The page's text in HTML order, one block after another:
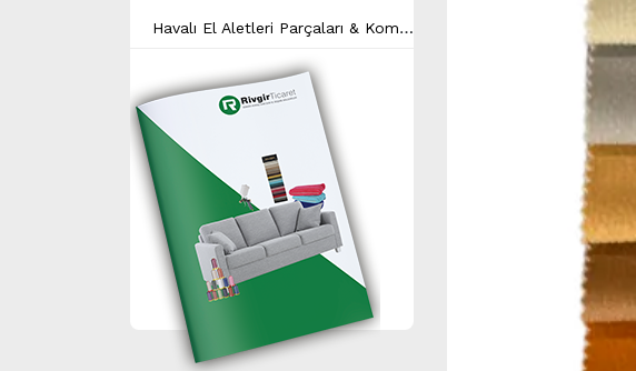
H
avalı El Aletleri Parçaları & Kompresör Yedek Parçaları